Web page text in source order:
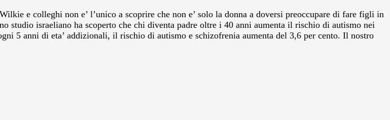
e colleghi non e’ l’unico a scoprire che non e’ solo la donna a doversi preoccupare di fare figli in
studio israeliano ha scoperto che chi diventa padre oltre i 40 anni aumenta il rischio di autismo nei
5 anni di eta’ addizionali, il rischio di autismo e schizofrenia aumenta del 3,6 per cento. Il nostro